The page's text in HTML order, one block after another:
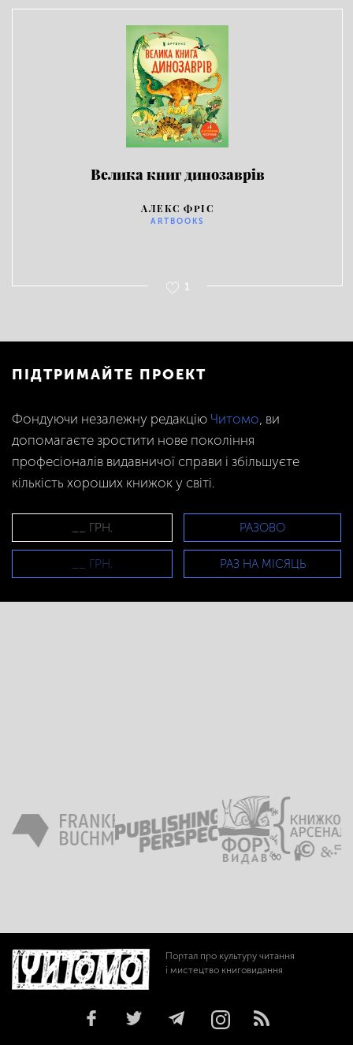
Велика книг динозаврів
АЛЕКС ФРІС
ARTBOOKS
1
ПІДТРИМАЙТЕ ПРОЕКТ
Фондуючи незалежну редакцію Читомо, ви
допомагаєте зростити нове покоління
професіоналів видавничої справи і збільшуєте
кількість хороших книжок у світі.
РАЗОВО
РАЗ НА МІСЯЦЬ
Портал про культуру читання
і мистецтво книговидання